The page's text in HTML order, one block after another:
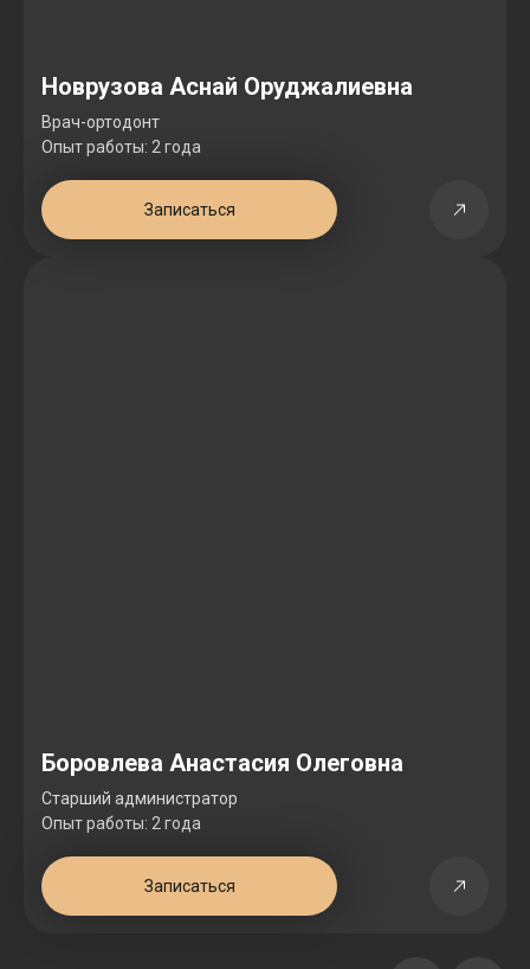
Новрузова Аснай Оруджалиевна
Врач-ортодонт
Опыт работы: 2 года
Записаться
Боровлева Анастасия Олеговна
Старший администратор
Опыт работы: 2 года
Записаться